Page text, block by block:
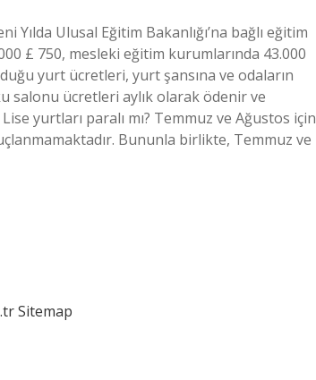
Ulusal Eğitim Bakanlığı’na bağlı eğitim
£ 750, mesleki eğitim kurumlarında 43.000
yurt ücretleri, yurt şansına ve odaların
salonu ücretleri aylık olarak ödenir ve
yurtları paralı mı? Temmuz ve Ağustos için
Bununla birlikte, Temmuz ve
Sitemap